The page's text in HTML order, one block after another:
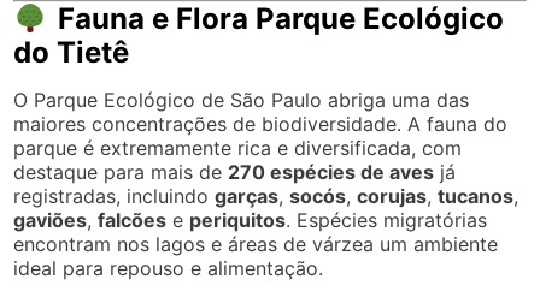
Fauna e Flora Parque Ecológico
do Tietê
O Parque Ecológico de São Paulo abriga uma das
maiores concentrações de biodiversidade. A fauna do
parque é extremamente rica e diversificada, com
destaque para mais de 270 espécies de aves já
registradas, incluindogarças,socós,corujas,tucanos,
gaviões,falcões e periquitos. Espécies migratórias
encontram nos lagos e áreas de várzea um ambiente
ideal para repouso e alimentação.